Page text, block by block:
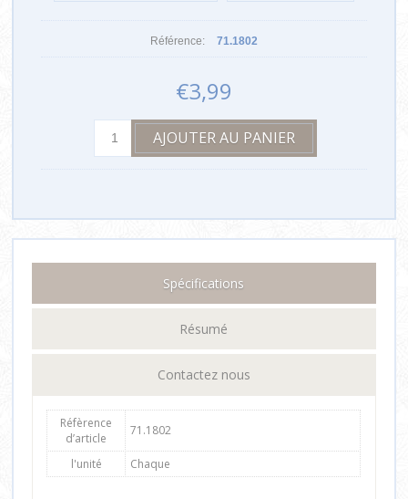
Référence: 71.1802
€3,99
Spécifications
Résumé
Contactez nous
Réfèrence
d’article
71.1802
l'unité Chaque